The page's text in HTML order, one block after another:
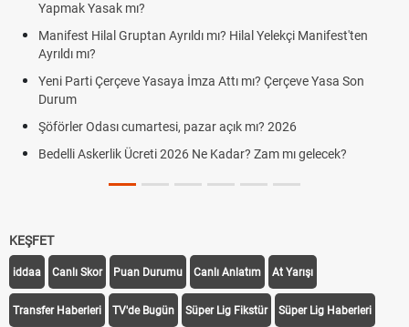
Yelekçi Manifest'ten
Çerçeve Yasa Son
2026
mı gelecek?
cumartesi-pazar günü kaça kadar açık?
Cumartesi ve Pazar Detayı
Cumartesi çalışma saatleri!
Hazırlık Maçı ve Dostluk Maçı Nedir?
KEŞFET
iddaa Canlı Skor Puan Durumu Canlı Anlatım At Yarışı
Transfer Haberleri TV'de Bugün Süper Lig Fikstür Süper Lig Haberleri